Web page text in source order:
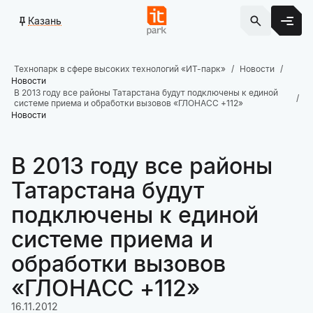
Казань
Технопарк в сфере высоких технологий «ИТ-парк»
Новости
Новости
В 2013 году все районы Татарстана будут подключены к единой
системе приема и обработки вызовов «ГЛОНАСС +112»
Новости
В 2013 году все районы
Татарстана будут
подключены к единой
системе приема и
обработки вызовов
«ГЛОНАСС +112»
16.11.2012